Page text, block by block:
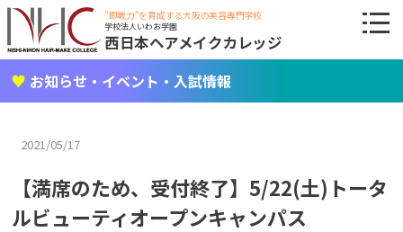
"即戦力"を育成する大阪の美容専門学校
学校法人いわお学園
西日本ヘアメイクカレッジ
お知らせ・イベント・入試情報
2021/05/17
【満席のため、受付終了】5/22(土)トータ
ルビューティオープンキャンパス